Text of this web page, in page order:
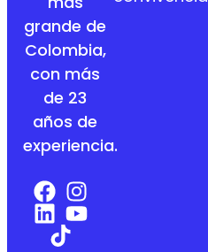
grande de
Colombia,
con más
de 23
años de
experiencia.